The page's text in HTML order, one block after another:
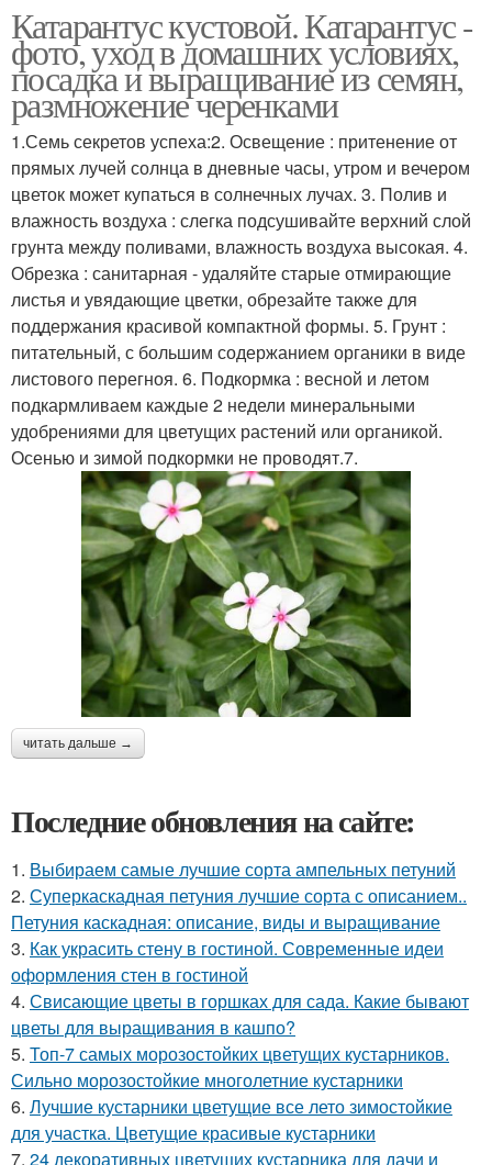
Катарантус кустовой. Катарантус -
фото, уход в домашних условиях,
посадка и выращивание из семян,
размножение черенками
1.Семь секретов успеха:2. Освещение : притенение от
прямых лучей солнца в дневные часы, утром и вечером
цветок может купаться в солнечных лучах. 3. Полив и
влажность воздуха : слегка подсушивайте верхний слой
грунта между поливами, влажность воздуха высокая. 4.
Обрезка : санитарная - удаляйте старые отмирающие
листья и увядающие цветки, обрезайте также для
поддержания красивой компактной формы. 5. Грунт :
питательный, с большим содержанием органики в виде
листового перегноя. 6. Подкормка : весной и летом
подкармливаем каждые 2 недели минеральными
удобрениями для цветущих растений или органикой.
Осенью и зимой подкормки не проводят.7.
читать дальше →
Последние обновления на сайте:
1. Выбираем самые лучшие сорта ампельных петуний
2. Суперкаскадная петуния лучшие сорта с описанием..
Петуния каскадная: описание, виды и выращивание
3. Как украсить стену в гостиной. Современные идеи
оформления стен в гостиной
4. Свисающие цветы в горшках для сада. Какие бывают
цветы для выращивания в кашпо?
5. Топ-7 самых морозостойких цветущих кустарников.
Сильно морозостойкие многолетние кустарники
6. Лучшие кустарники цветущие все лето зимостойкие
для участка. Цветущие красивые кустарники
7. 24 декоративных цветущих кустарника для дачи и